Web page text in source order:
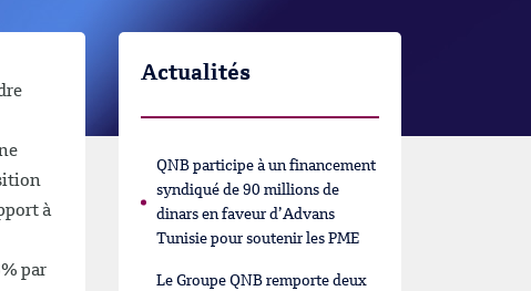
à
par
Actualités
QNB participe à un financement
syndiqué de 90 millions de
dinars en faveur d’Advans
Tunisie pour soutenir les PME
Le Groupe QNB remporte deux